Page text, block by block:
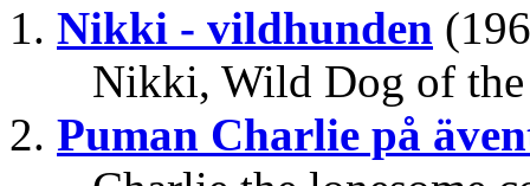
Nikki - vildhunden
Nikki, Wild Dog of
Puman Charlie på